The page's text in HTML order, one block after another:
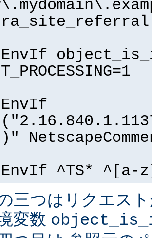
^TS* ^[a-
三つはリクエス
変数